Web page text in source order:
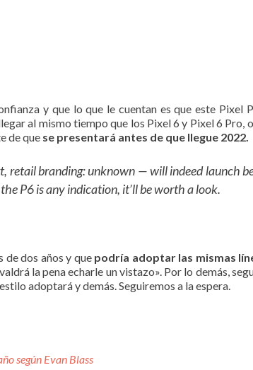
y que lo que le cuentan es que este Pixel
al mismo tiempo que los Pixel 6 y Pixel 6 Pro,
de que se presentará antes de que llegue 2022.
branding: unknown — will indeed launch
P6 is any indication, it’ll be worth a look.
dos años y que podría adoptar las mismas
la pena echarle un vistazo». Por lo demás,
adoptará y demás. Seguiremos a la espera.
según Evan Blass